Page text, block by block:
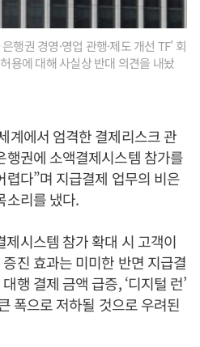
행권 경영·영업 관행·제도 개선 TF’ 회
용에 대해 사실상 반대 의견을 내놨
계에서 엄격한 결제리스크 관
행권에 소액결제시스템 참가를
다”며 지급결제 업무의 비은
소리를 냈다.
시스템 참가 확대 시 고객이
진 효과는 미미한 반면 지급결
행 결제 금액 급증, ‘디지털 런’
폭으로 저하될 것으로 우려된